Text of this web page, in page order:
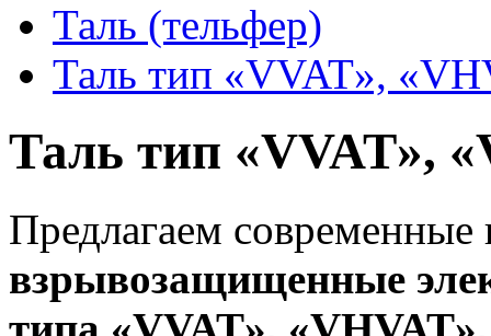
Таль (тельфер)
Таль тип «VVAT»,
Таль тип «VVAT»,
Предлагаем
взрывозащищенные